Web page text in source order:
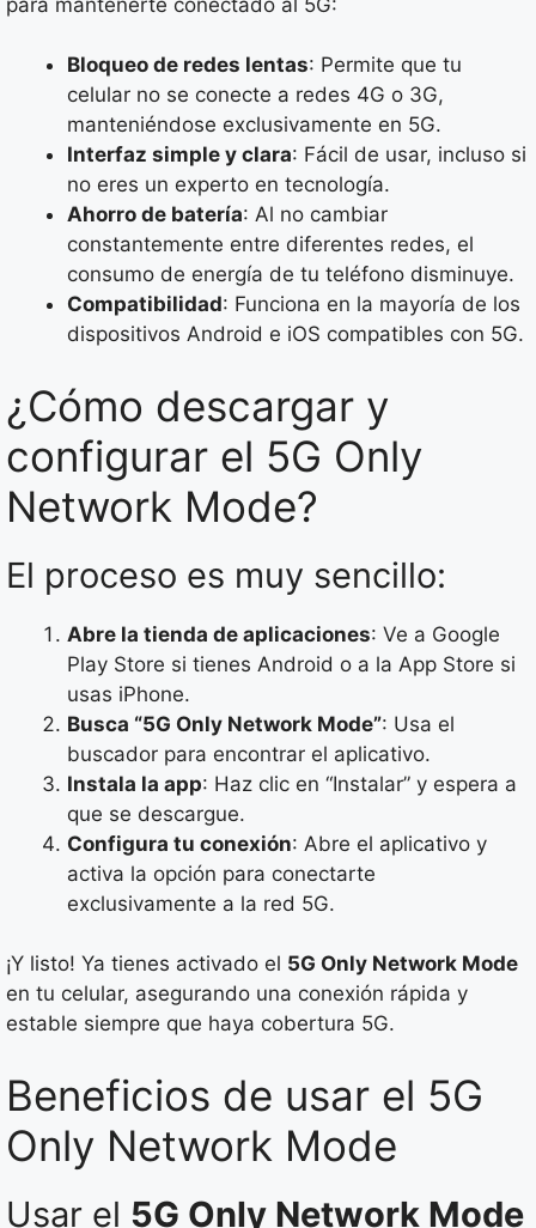
Bloqueo de redes lentas: Permite que tu
celular no se conecte a redes 4G o 3G,
manteniéndose exclusivamente en 5G.
Interfaz simple y clara: Fácil de usar, incluso si
no eres un experto en tecnología.
Ahorro de batería: Al no cambiar
constantemente entre diferentes redes, el
consumo de energía de tu teléfono disminuye.
Compatibilidad: Funciona en la mayoría de los
dispositivos Android e iOS compatibles con 5G.
¿Cómo descargar y
configurar el 5G Only
Network Mode?
El proceso es muy sencillo:
Abre la tienda de aplicaciones: Ve a Google
Play Store si tienes Android o a la App Store si
usas iPhone.
Busca “5G Only Network Mode”: Usa el
buscador para encontrar el aplicativo.
Instala la app: Haz clic en “Instalar” y espera a
que se descargue.
Configura tu conexión: Abre el aplicativo y
activa la opción para conectarte
exclusivamente a la red 5G.
¡Y listo! Ya tienes activado el 5G Only Network Mode
en tu celular, asegurando una conexión rápida y
estable siempre que haya cobertura 5G.
Beneficios de usar el 5G
Only Network Mode
Usar el 5G Only Network Mode